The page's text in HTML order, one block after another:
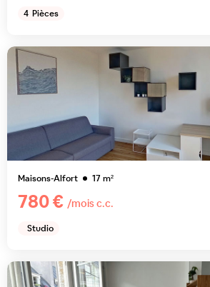
4 Pièces
Maisons-Alfort 17m²
780 € /mois c.c.
Studio